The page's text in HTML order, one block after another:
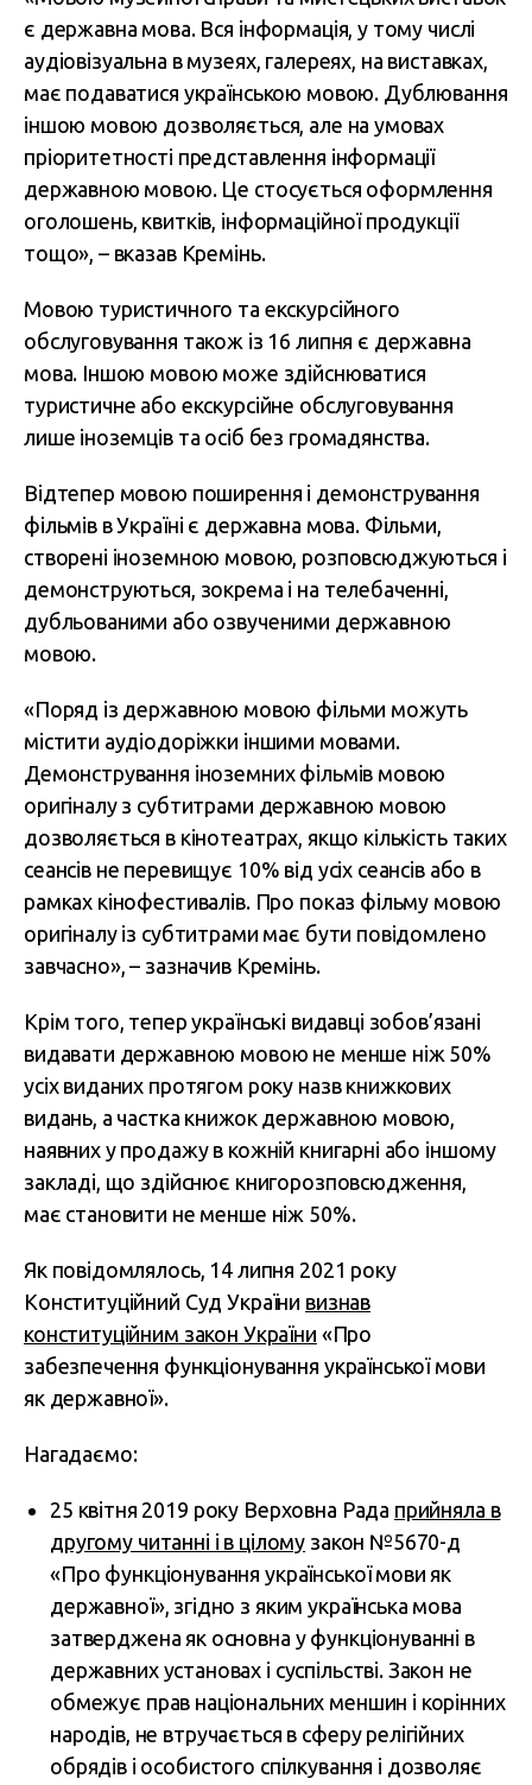
є державна мова. Вся інформація, у тому числі
аудіовізуальна в музеях, галереях, на виставках,
має подаватися українською мовою. Дублювання
іншою мовою дозволяється, але на умовах
пріоритетності представлення інформації
державною мовою. Це стосується оформлення
оголошень, квитків, інформаційної продукції
тощо», – вказав Кремінь.
Мовою туристичного та екскурсійного
обслуговування також із 16 липня є державна
мова. Іншою мовою може здійснюватися
туристичне або екскурсійне обслуговування
лише іноземців та осіб без громадянства.
Відтепер мовою поширення і демонстрування
фільмів в Україні є державна мова. Фільми,
створені іноземною мовою, розповсюджуються і
демонструються, зокрема і на телебаченні,
дубльованими або озвученими державною
мовою.
«Поряд із державною мовою фільми можуть
містити аудіодоріжки іншими мовами.
Демонстрування іноземних фільмів мовою
оригіналу з субтитрами державною мовою
дозволяється в кінотеатрах, якщо кількість таких
сеансів не перевищує 10% від усіх сеансів або в
рамках кінофестивалів. Про показ фільму мовою
оригіналу із субтитрами має бути повідомлено
завчасно», – зазначив Кремінь.
Крім того, тепер українські видавці зобов’язані
видавати державною мовою не менше ніж 50%
усіх виданих протягом року назв книжкових
видань, а частка книжок державною мовою,
наявних у продажу в кожній книгарні або іншому
закладі, що здійснює книгорозповсюдження,
має становити не менше ніж 50%.
Як повідомлялось, 14 липня 2021 року
Конституційний Суд України визнав
конституційним закон України «Про
забезпечення функціонування української мови
як державної».
Нагадаємо:
25 квітня 2019 року Верховна Рада прийняла в
другому читанні і в цілому закон №5670-д
«Про функціонування української мови як
державної», згідно з яким українська мова
затверджена як основна у функціонуванні в
державних установах і суспільстві. Закон не
обмежує прав національних меншин і корінних
народів, не втручається в сферу релігійних
обрядів і особистого спілкування і дозволяє